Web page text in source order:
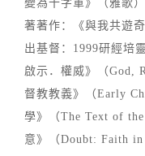
變為十字軍》（雅歌
著著作：《與我共遊
出基督：1999研經培
啟示．權威》（God,
督教教義》（Early
學》（The Text of
意》（Doubt: Faith in